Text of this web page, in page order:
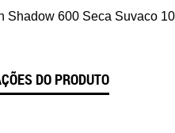
Shadow 600 Seca Suvaco
DO PRODUTO